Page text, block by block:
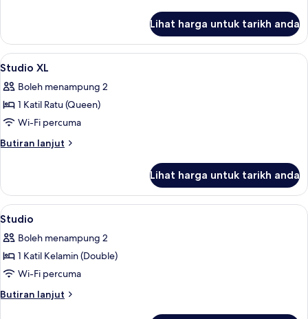
Lihat harga untuk tarikh anda
Lihat
semua
foto
untuk
Studio
XL
7
Studio XL
Boleh menampung 2
1 Katil Ratu (Queen)
Wi-Fi percuma
Butiran lanjut
Butiran
XL
Lihat harga untuk tarikh anda
Lihat
semua
foto
untuk
Studio
5
Studio
Boleh menampung 2
1 Katil Kelamin (Double)
Wi-Fi percuma
Butiran lanjut
Butiran